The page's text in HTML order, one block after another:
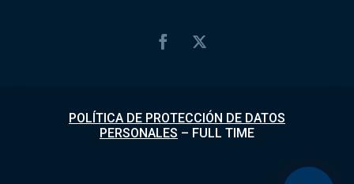
POLÍTICA DE PROTECCIÓN DE DATOS
PERSONALES – FULL TIME